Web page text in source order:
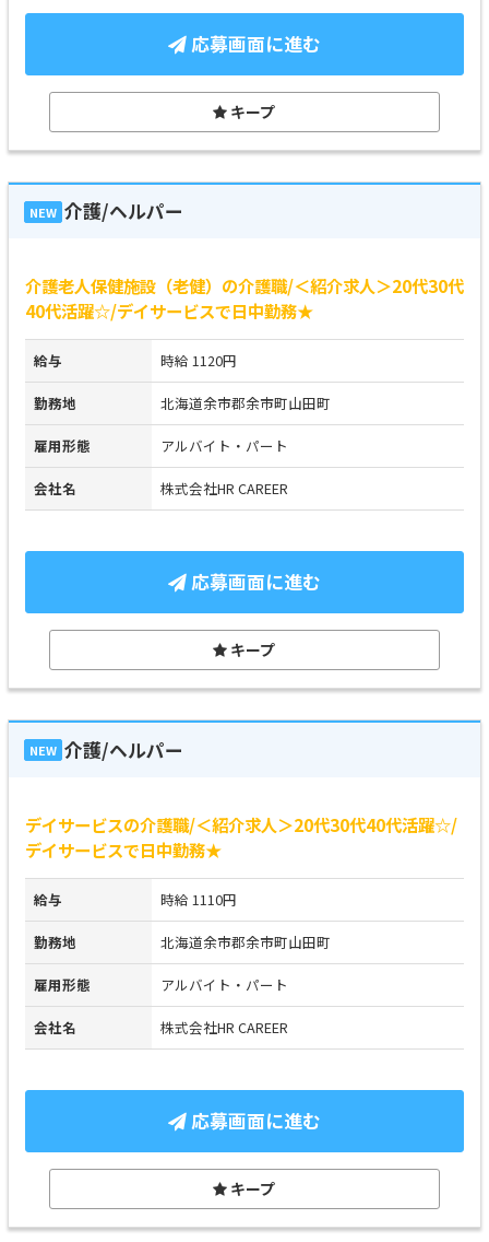
応募画面に進む
キープ
NEW 介護/ヘルパー
介護老人保健施設（老健）の介護職/＜紹介求人＞20代30代
40代活躍☆/デイサービスで日中勤務★
給与 時給 1120円
勤務地 北海道余市郡余市町山田町
雇用形態 アルバイト・パート
会社名 株式会社HR CAREER
応募画面に進む
キープ
NEW 介護/ヘルパー
デイサービスの介護職/＜紹介求人＞20代30代40代活躍☆/
デイサービスで日中勤務★
給与 時給 1110円
勤務地 北海道余市郡余市町山田町
雇用形態 アルバイト・パート
会社名 株式会社HR CAREER
応募画面に進む
キープ